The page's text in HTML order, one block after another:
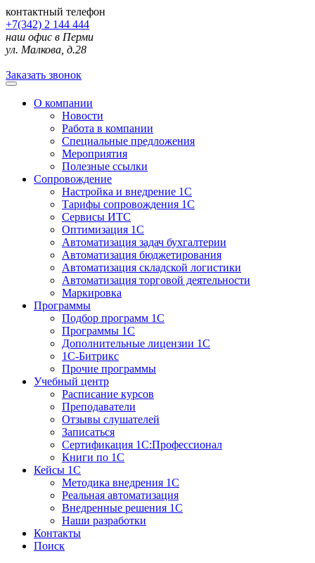
контактный телефон
+7(342) 2 144 444
наш офис в Перми
ул. Малкова, д.28
Заказать звонок
О компании
Новости
Работа в компании
Специальные предложения
Мероприятия
Полезные ссылки
Сопровождение
Настройка и внедрение 1С
Тарифы сопровождения 1С
Сервисы ИТС
Оптимизация 1С
Автоматизация задач бухгалтерии
Автоматизация бюджетирования
Автоматизация складской логистики
Автоматизация торговой деятельности
Маркировка
Программы
Подбор программ 1С
Программы 1С
Дополнительные лицензии 1С
1С-Битрикс
Прочие программы
Учебный центр
Расписание курсов
Преподаватели
Отзывы слушателей
Записаться
Сертификация 1С:Профессионал
Книги по 1С
Кейсы 1С
Методика внедрения 1С
Реальная автоматизация
Внедренные решения 1С
Наши разработки
Контакты
Поиск